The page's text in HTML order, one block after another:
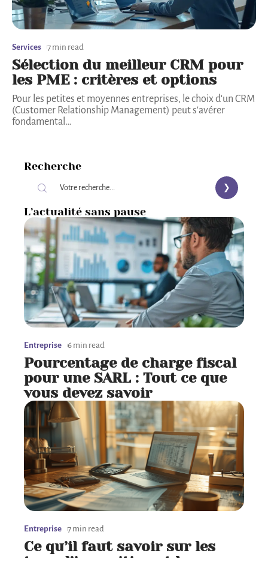
Services 7 min read
Sélection du meilleur CRM pour
les PME : critères et options
Pour les petites et moyennes entreprises, le choix d'un CRM
(Customer Relationship Management) peut s'avérer
fondamental …
Recherche
L’actualité sans pause
Entreprise 6 min read
Pourcentage de charge fiscal
pour une SARL : Tout ce que
vous devez savoir
Entreprise 7 min read
Ce qu’il faut savoir sur les
taux d’imposition et la